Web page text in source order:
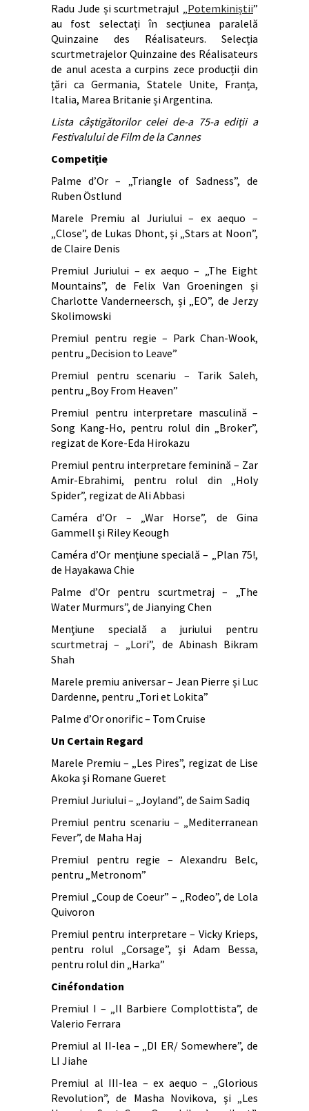
Radu Jude și scurtmetrajul „ Potemkiniștii”
au fost selectați în secțiunea paralelă
Quinzaine des Réalisateurs. Selecția
scurtmetrajelor Quinzaine des Réalisateurs
de anul acesta a curpins zece producții din
țări ca Germania, Statele Unite, Franța,
Italia, Marea Britanie și Argentina.
Lista câştigătorilor celei de-a 75-a ediţii a
Festivalului de Film de la Cannes
Competiţie
Palme d’Or – „Triangle of Sadness”, de
Ruben Östlund
Marele Premiu al Juriului – ex aequo –
„Close”, de Lukas Dhont, și „Stars at Noon”,
de Claire Denis
Premiul Juriului – ex aequo – „The Eight
Mountains”, de Felix Van Groeningen și
Charlotte Vanderneersch, și „EO”, de Jerzy
Skolimowski
Premiul pentru regie – Park Chan-Wook,
pentru „Decision to Leave”
Premiul pentru scenariu – Tarik Saleh,
pentru „Boy From Heaven”
Premiul pentru interpretare masculină –
Song Kang-Ho, pentru rolul din „Broker”,
regizat de Kore-Eda Hirokazu
Premiul pentru interpretare feminină – Zar
Amir-Ebrahimi, pentru rolul din „Holy
Spider”, regizat de Ali Abbasi
Caméra d’Or – „War Horse”, de Gina
Gammell şi Riley Keough
Caméra d’Or menţiune specială – „Plan 75!,
de Hayakawa Chie
Palme d’Or pentru scurtmetraj – „The
Water Murmurs”, de Jianying Chen
Menţiune specială a juriului pentru
scurtmetraj – „Lori”, de Abinash Bikram
Shah
Marele premiu aniversar – Jean Pierre și Luc
Dardenne, pentru „Tori et Lokita”
Palme d’Or onorific – Tom Cruise
Un Certain Regard
Marele Premiu – „Les Pires”, regizat de Lise
Akoka şi Romane Gueret
Premiul Juriului – „Joyland”, de Saim Sadiq
Premiul pentru scenariu – „Mediterranean
Fever”, de Maha Haj
Premiul pentru regie – Alexandru Belc,
pentru „Metronom”
Premiul „Coup de Coeur” – „Rodeo”, de Lola
Quivoron
Premiul pentru interpretare – Vicky Krieps,
pentru rolul „Corsage”, şi Adam Bessa,
pentru rolul din „Harka”
Cinéfondation
Premiul I – „Il Barbiere Complottista”, de
Valerio Ferrara
Premiul al II-lea – „DI ER/ Somewhere”, de
LI Jiahe
Premiul al III-lea – ex aequo – „Glorious
Revolution”, de Masha Novikova, şi „Les